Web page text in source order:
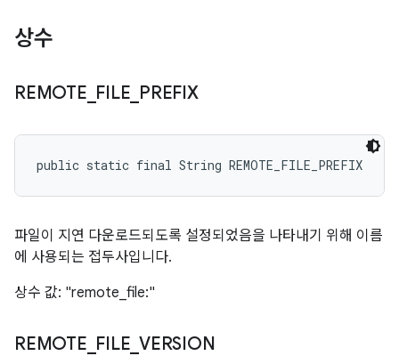
상수
REMOTE FILE PREFIX
public static final String REMOTE_FILE_PREFIX
파일이 지연 다운로드되도록 설정되었음을 나타내기 위해 이름
에 사용되는 접두사입니다.
상수 값: "remote_file:"
REMOTE FILE VERSION